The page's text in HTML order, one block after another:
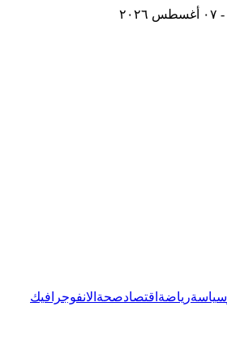
سياسةرياضةاقتصادصحةالانفوجرافيك